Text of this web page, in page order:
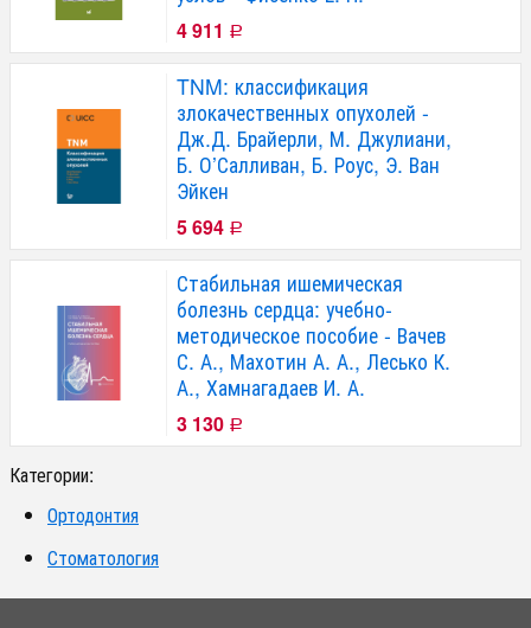
4 911 Р
TNM: классификация
злокачественных опухолей -
Дж.Д. Брайерли, М. Джулиани,
Б. О’Салливан, Б. Роус, Э. Ван
Эйкен
5 694 Р
Стабильная ишемическая
болезнь сердца: учебно-
методическое пособие - Вачев
С. А., Махотин А. А., Лесько К.
А., Хамнагадаев И. А.
3 130 Р
Категории:
Ортодонтия
Стоматология